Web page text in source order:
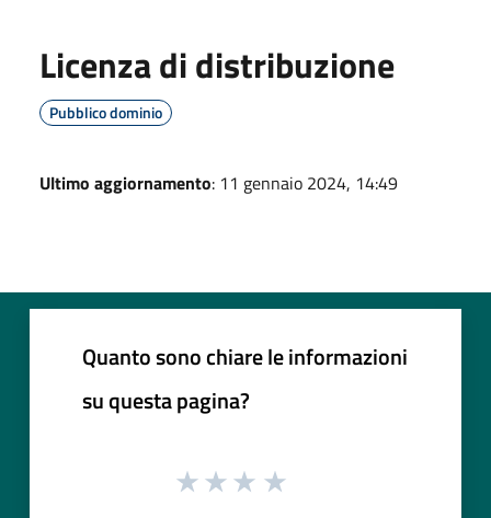
Licenza di distribuzione
Pubblico dominio
Ultimo aggiornamento: 11 gennaio 2024, 14:49
Quanto sono chiare le informazioni
su questa pagina?